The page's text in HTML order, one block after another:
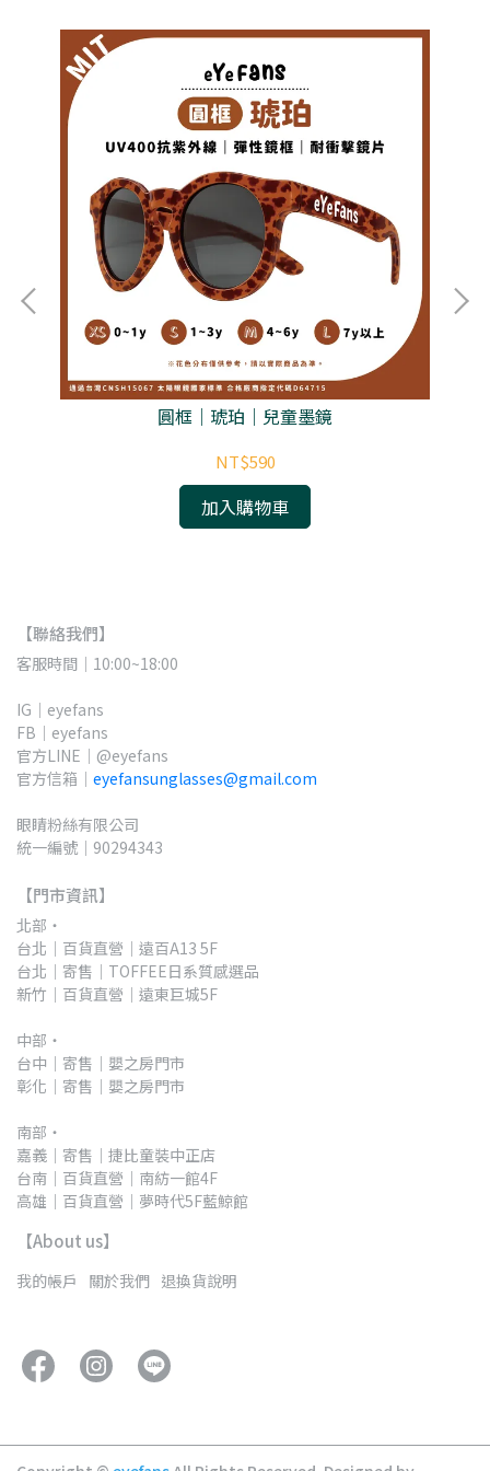
圓框｜琥珀｜兒童墨鏡
NT$590
加入購物車
【聯絡我們】
客服時間｜10:00~18:00
IG｜eyefans
FB｜eyefans
官方LINE｜@eyefans
官方信箱｜ eyefansunglasses@gmail.com
眼睛粉絲有限公司
統一編號｜90294343
【門市資訊】
北部・
台北｜百貨直營｜遠百A13 5F
台北｜寄售｜TOFFEE日系質感選品
新竹｜百貨直營｜遠東巨城5F
中部・
台中｜寄售｜嬰之房門市
彰化｜寄售｜嬰之房門市
南部・
嘉義｜寄售｜捷比童裝中正店
台南｜百貨直營｜南紡一館4F
高雄｜百貨直營｜夢時代5F藍鯨館
【About us】
我的帳戶 關於我們 退換貨說明